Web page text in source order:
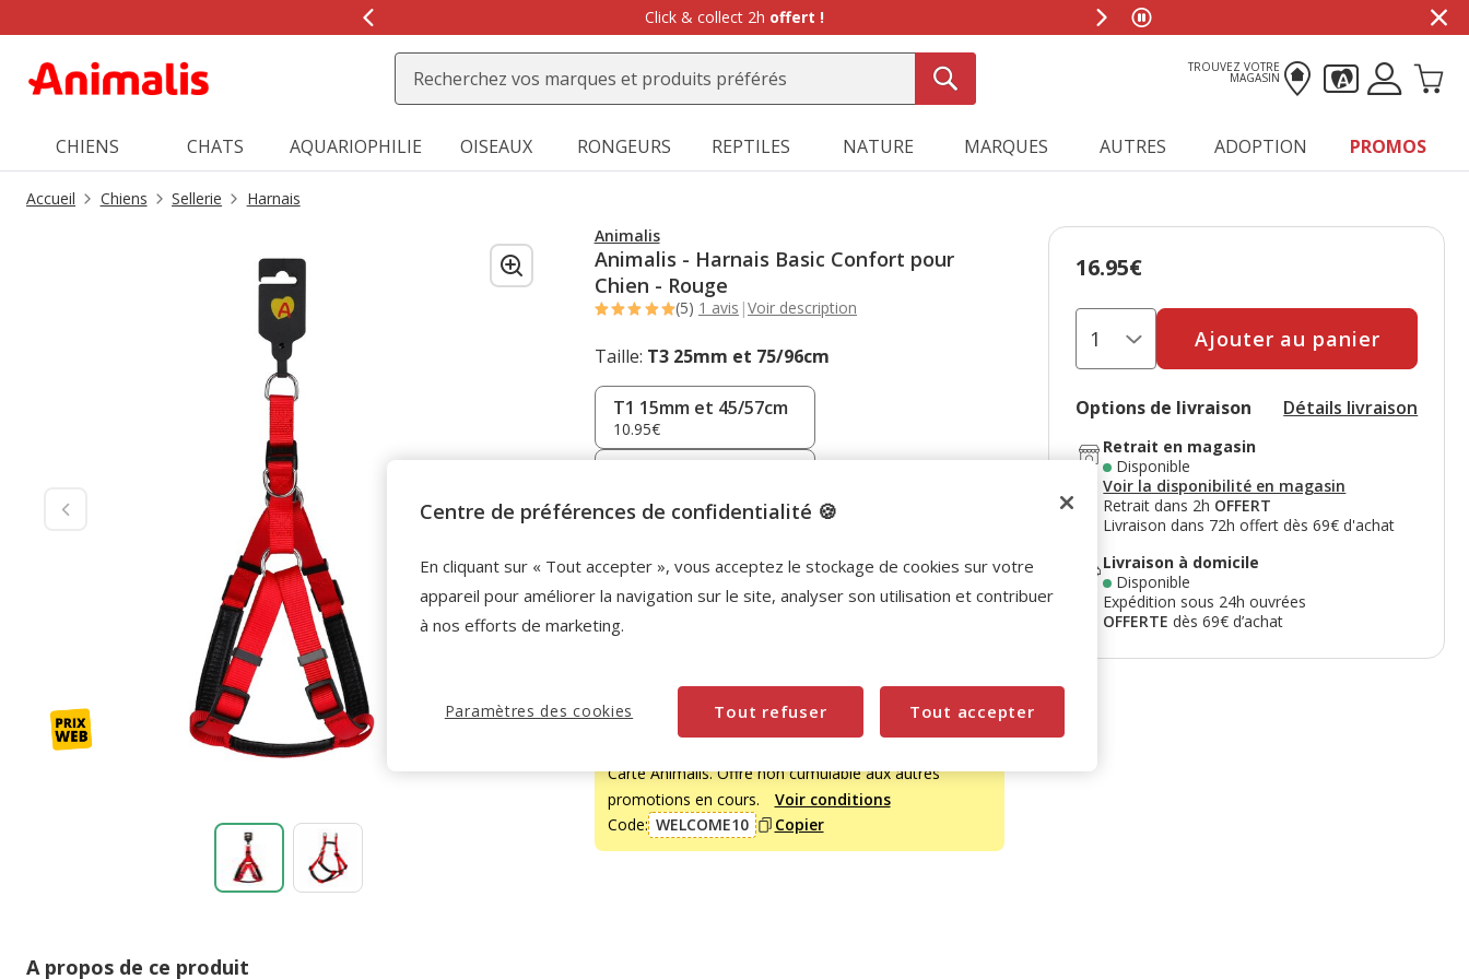
de
message,
Click & collect 2h offert !
TROUVEZ VOTRE
MAGASIN
CHIENS CHATS AQUARIOPHILIE OISEAUX RONGEURS REPTILES NATURE MARQUES AUTRES ADOPTION PROMOS
Accueil Chiens Sellerie
Harnais
Animalis
Animalis - Harnais Basic Confort pour
Chien - Rouge
(5) 1 avis |Voir description
Taille: T3 25mm et 75/96cm
T1 15mm et 45/57cm
10.95€
T4 40mm et 96/120cm
26.95€
Promotion disponible
Carte Animalis. Offre non cumulable aux autres
promotions en cours.
Voir conditions
Code: WELCOME10 Copier
Prix 16.95€
16.95€
Ajouter au panier
Options de livraison Détails livraison
Retrait en magasin
Disponible
Voir la disponibilité en magasin
Retrait dans 2h OFFERT
Livraison dans 72h offert dès 69€ d'achat
Livraison à domicile
Disponible
Expédition sous 24h ouvrées
OFFERTEdès 69€ d’achat
A propos de ce produit
Centre de préférences de confidentialité 🍪
En cliquant sur « Tout accepter », vous acceptez le stockage de cookies sur votre
appareil pour améliorer la navigation sur le site, analyser son utilisation et contribuer
à nos efforts de marketing.
Tout refuser Tout accepter
Paramètres des cookies